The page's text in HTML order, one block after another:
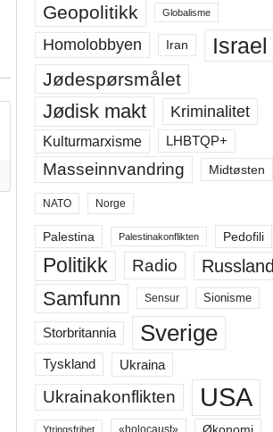
Geopolitikk Globalisme
Homolobbyen Iran Israel
Jødespørsmålet
Jødisk makt Kriminalitet
Kulturmarxisme LHBTQP+
Masseinnvandring Midtøsten
NATO Norge
Palestina Palestinakonflikten Pedofili
Politikk Radio Russland
Samfunn Sensur Sionisme
Storbritannia Sverige
Tyskland Ukraina
Ukrainakonflikten USA
Ytringsfrihet